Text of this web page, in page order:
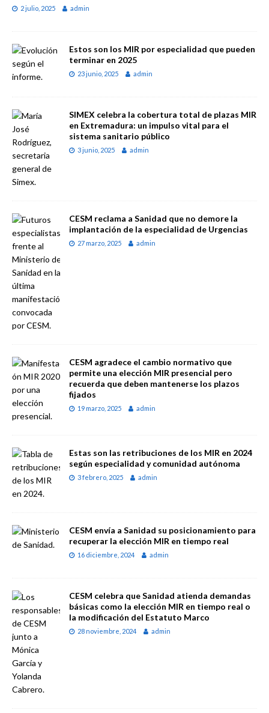
2 julio, 2025 admin
Estos son los MIR por especialidad que pueden
terminar en 2025
23 junio, 2025 admin
SIMEX celebra la cobertura total de plazas MIR
en Extremadura: un impulso vital para el
sistema sanitario público
3 junio, 2025 admin
CESM reclama a Sanidad que no demore la
implantación de la especialidad de Urgencias
27 marzo, 2025 admin
CESM agradece el cambio normativo que
permite una elección MIR presencial pero
recuerda que deben mantenerse los plazos
fijados
19 marzo, 2025 admin
Estas son las retribuciones de los MIR en 2024
según especialidad y comunidad autónoma
3 febrero, 2025 admin
CESM envía a Sanidad su posicionamiento para
recuperar la elección MIR en tiempo real
16 diciembre, 2024 admin
CESM celebra que Sanidad atienda demandas
básicas como la elección MIR en tiempo real o
la modificación del Estatuto Marco
28 noviembre, 2024 admin